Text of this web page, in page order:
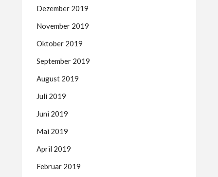
Dezember 2019
November 2019
Oktober 2019
September 2019
August 2019
Juli 2019
Juni 2019
Mai 2019
April 2019
Februar 2019